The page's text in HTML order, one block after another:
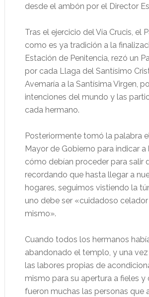
desde el ambón por el Director
Tras el ejercicio del Vía Crucis, el
como es ya tradición a la
Estación de Penitencia, rezó un
por cada Llaga del Santísimo
Avemaría a la Santísima Virgen,
intenciones del mundo y las
cada hermano.
Posteriormente tomó la palabra
Mayor de Gobierno para indicar
cómo debían proceder para salir
recordando que hasta llegar a
hogares, seguimos vistiendo la
uno debe ser «cuidadoso
mismo».
Cuando todos los hermanos
abandonado el templo, y una
las labores propias de
mismo para su apertura a fieles y
fueron muchas las personas que